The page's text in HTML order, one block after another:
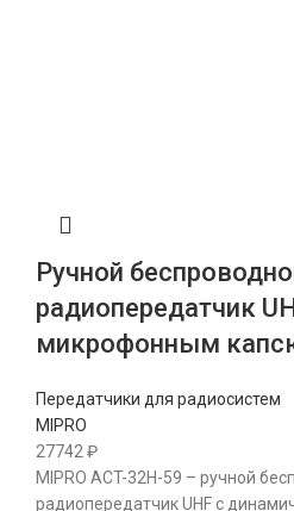
Ручной
радиопередатчик
микрофонным
Передатчики для радиосистем
MIPRO
27742₽
MIPRO ACT-32H-59 – ручной
радиопередатчик UHF с